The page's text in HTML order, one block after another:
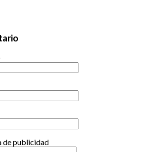
de publicidad